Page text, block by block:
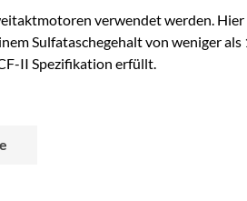
verwendet werden. Hier
Sulfataschegehalt von weniger als
II Spezifikation erfüllt.